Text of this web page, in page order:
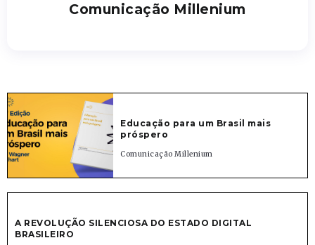
Comunicação Millenium
Educação para um Brasil mais
próspero
Comunicação Millenium
A REVOLUÇÃO SILENCIOSA DO ESTADO DIGITAL
BRASILEIRO